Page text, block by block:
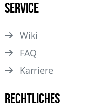
Service
Wiki
FAQ
Karriere
Rechtliches